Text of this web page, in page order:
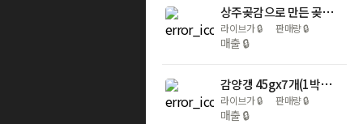
상주곶감으로 만든 곶감수정과 480ml x 12개(1박스) 전통음료 전통방식으로 제조
라이브가🔒 판매량🔒
매출 🔒
감양갱 45gx7개(1박스) 2박스 아이들 부모님 어르신 간식 프리미엄 간식 선물세트
라이브가🔒 판매량🔒
매출 🔒